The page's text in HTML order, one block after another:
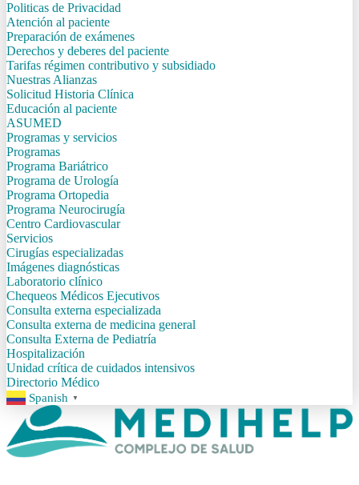
Politicas de Privacidad
Atención al paciente
Preparación de exámenes
Derechos y deberes del paciente
Tarifas régimen contributivo y subsidiado
Nuestras Alianzas
Solicitud Historia Clínica
Educación al paciente
ASUMED
Programas y servicios
Programas
Programa Bariátrico
Programa de Urología
Programa Ortopedia
Programa Neurocirugía
Centro Cardiovascular
Servicios
Cirugías especializadas
Imágenes diagnósticas
Laboratorio clínico
Chequeos Médicos Ejecutivos
Consulta externa especializada
Consulta externa de medicina general
Consulta Externa de Pediatría
Hospitalización
Unidad crítica de cuidados intensivos
Directorio Médico
Spanish ▼